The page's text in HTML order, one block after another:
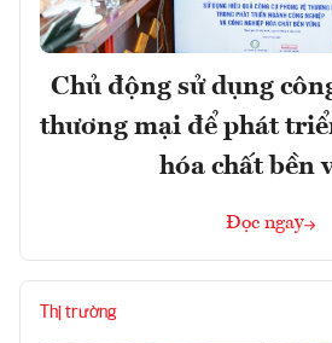
Chủ động sử dụng
thương mại để phát
hóa chất bền
Đọc ngay
Thị trường